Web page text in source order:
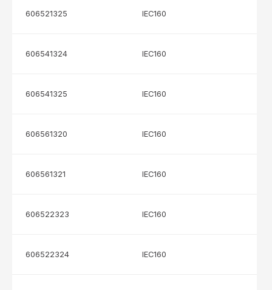
606521325 IEC160
606541324 IEC160
606541325 IEC160
606561320 IEC160
606561321 IEC160
606522323 IEC160
606522324 IEC160